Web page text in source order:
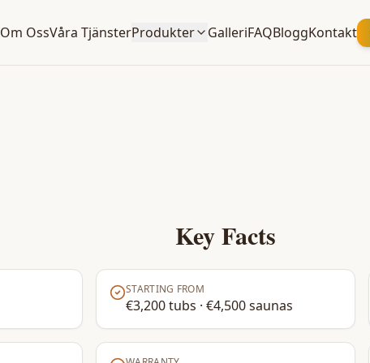
Om OssVåra TjänsterProdukter GalleriFAQBloggKontakt
Key Facts
STARTING FROM
€3,200 tubs · €4,500 saunas